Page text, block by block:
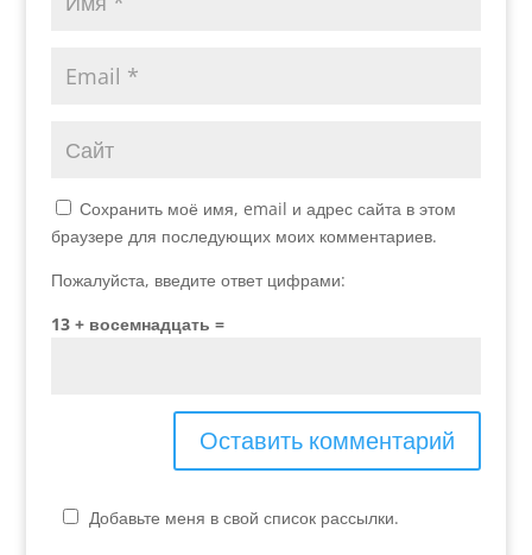
Сохранить моё имя, email и адрес сайта в этом
браузере для последующих моих комментариев.
Пожалуйста, введите ответ цифрами:
13 + восемнадцать =
Добавьте меня в свой список рассылки.